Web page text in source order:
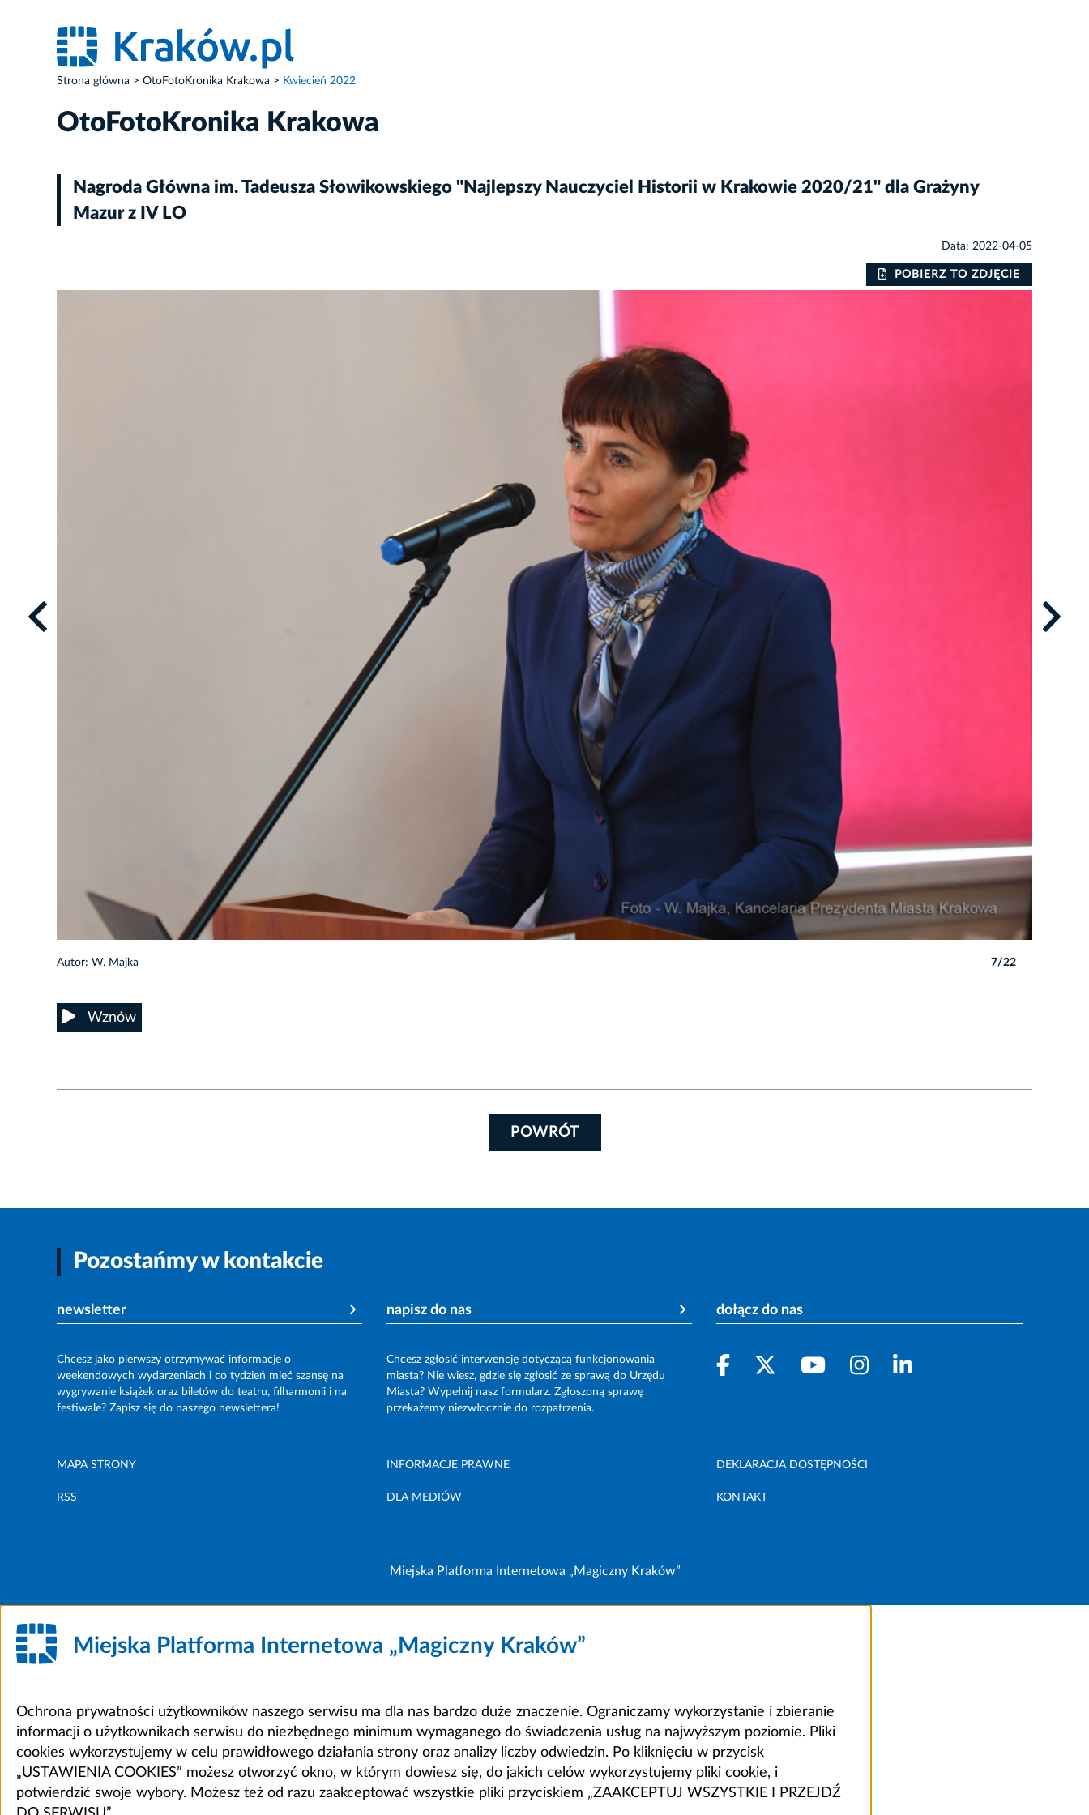
Strona główna OtoFotoKronika Krakowa Kwiecień 2022
OtoFotoKronika Krakowa
Nagroda Główna im. Tadeusza Słowikowskiego "Najlepszy Nauczyciel Historii w Krakowie 2020/21" dla Grażyny
Mazur z IV LO
Data: 2022-04-05
POBIERZ TO ZDJĘCIE
Autor: W. Majka 7/22
Wznów
POWRÓT
Pozostańmy w kontakcie
newsletter
Chcesz jako pierwszy otrzymywać informacje o
weekendowych wydarzeniach i co tydzień mieć szansę na
wygrywanie książek oraz biletów do teatru, filharmonii i na
festiwale? Zapisz się do naszego newslettera!
napisz do nas
Chcesz zgłosić interwencję dotyczącą funkcjonowania
miasta? Nie wiesz, gdzie się zgłosić ze sprawą do Urzędu
Miasta? Wypełnij nasz formularz. Zgłoszoną sprawę
przekażemy niezwłocznie do rozpatrzenia.
dołącz do nas
MAPA STRONY INFORMACJE PRAWNE DEKLARACJA DOSTĘPNOŚCI
RSS DLA MEDIÓW KONTAKT
Miejska Platforma Internetowa „Magiczny Kraków”
Miejska Platforma Internetowa „Magiczny Kraków”
Ochrona prywatności użytkowników naszego serwisu ma dla nas bardzo duże znaczenie. Ograniczamy wykorzystanie i zbieranie
informacji o użytkownikach serwisu do niezbędnego minimum wymaganego do świadczenia usług na najwyższym poziomie. Pliki
cookies wykorzystujemy w celu prawidłowego działania strony oraz analizy liczby odwiedzin. Po kliknięciu w przycisk
„USTAWIENIA COOKIES” możesz otworzyć okno, w którym dowiesz się, do jakich celów wykorzystujemy pliki cookie, i
potwierdzić swoje wybory. Możesz też od razu zaakceptować wszystkie pliki przyciskiem „ZAAKCEPTUJ WSZYSTKIE I PRZEJDŹ